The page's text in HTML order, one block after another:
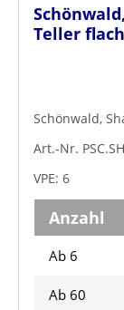
Teller
Schönwald,
Art.-Nr.
VPE: 6
Anzahl
Ab 6
Ab 60